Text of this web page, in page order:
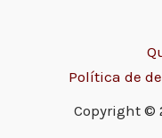
Política de
Copyright ©